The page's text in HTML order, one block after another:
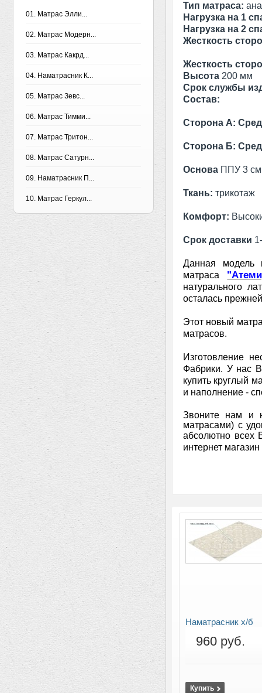
01. Матрас Элли...
02. Матрас Модерн...
03. Матрас Какрд...
04. Наматрасник К...
05. Матрас Зевс...
06. Матрас Тимми...
07. Матрас Тритон...
08. Матрас Сатурн...
09. Наматрасник П...
10. Матрас Геркул...
Тип матраса:
Нагрузка на 1
Нагрузка на 2
Жесткость
Жесткость
Высота 200 мм
Срок службы
Состав:
Сторона А:
Сторона Б:
Основа ППУ 3 см
Ткань: трикотаж
Комфорт:
Срок доставки
Данная модель
матраса
натурального
осталась
Этот новый
матрасов.
Изготовление
Фабрики. У нас
купить круглый
и наполнение -
Звоните нам и
матрасами) с
абсолютно всех
интернет
Наматрасник х/б
960 руб.
Купить